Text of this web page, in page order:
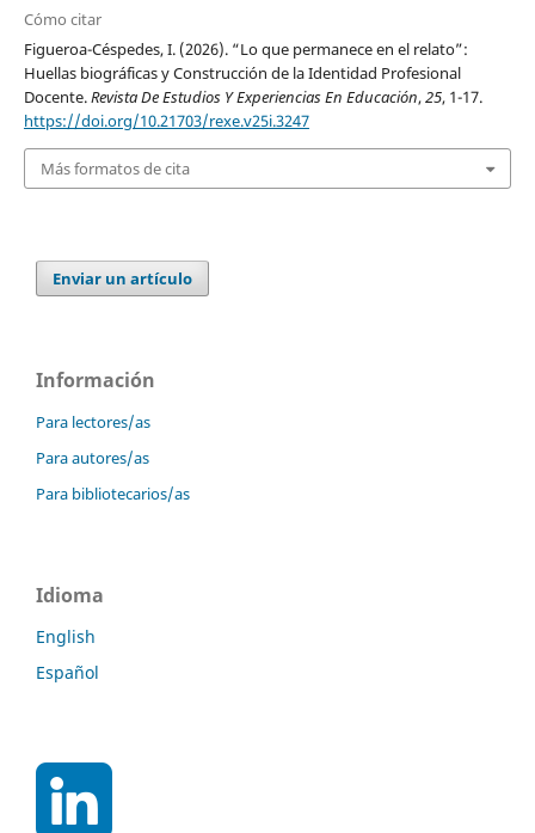
Cómo citar
Figueroa-Céspedes, I. (2026). “Lo que permanece en el relato”:
Huellas biográficas y Construcción de la Identidad Profesional
Docente.Revista De Estudios Y Experiencias En Educación,25, 1-17.
https://doi.org/10.21703/rexe.v25i.3247
Más formatos de cita
Enviar un artículo
Información
Para lectores/as
Para autores/as
Para bibliotecarios/as
Idioma
English
Español